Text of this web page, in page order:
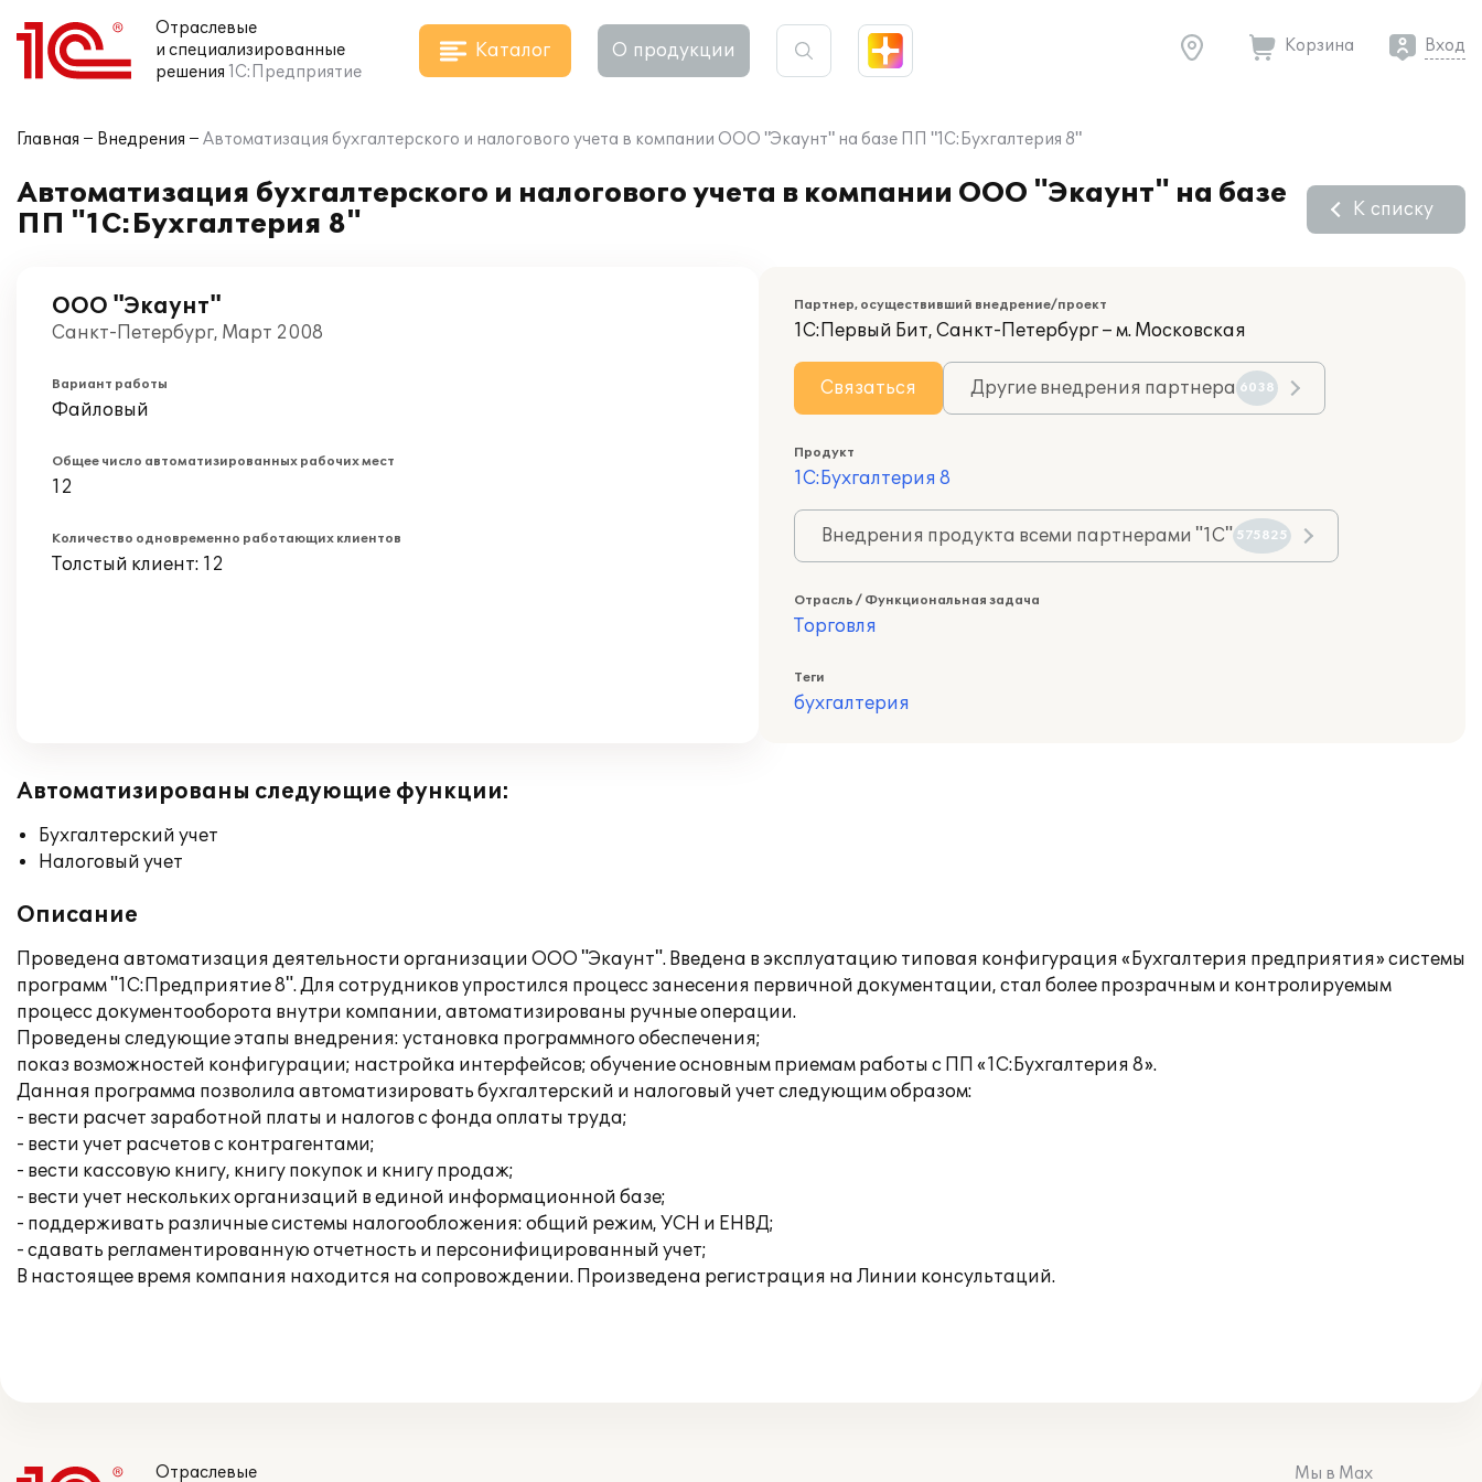
Отраслевые
и специализированные
решения 1С:Предприятие
Каталог О продукции Корзина Вход
Главная Внедрения Автоматизация бухгалтерского и налогового учета в компании ООО "Экаунт" на базе ПП "1С:Бухгалтерия 8"
Автоматизация бухгалтерского и налогового учета в компании ООО "Экаунт" на базе
ПП "1С:Бухгалтерия 8"
К списку
ООО "Экаунт"
Санкт-Петербург, Март 2008
Вариант работы
Файловый
Общее число автоматизированных рабочих мест
12
Количество одновременно работающих клиентов
Толстый клиент: 12
Партнер, осуществивший внедрение/проект
1С:Первый Бит, Санкт-Петербург – м. Московская
Связаться Другие внедрения партнера 6038
Продукт
1С:Бухгалтерия 8
Внедрения продукта всеми партнерами "1С" 575825
Отрасль / Функциональная задача
Торговля
Теги
бухгалтерия
Автоматизированы следующие функции:
Бухгалтерский учет
Налоговый учет
Описание
Проведена автоматизация деятельности организации ООО "Экаунт". Введена в эксплуатацию типовая конфигурация «Бухгалтерия предприятия» системы
программ "1С:Предприятие 8". Для сотрудников упростился процесс занесения первичной документации, стал более прозрачным и контролируемым
процесс документооборота внутри компании, автоматизированы ручные операции.
Проведены следующие этапы внедрения: установка программного обеспечения;
показ возможностей конфигурации; настройка интерфейсов; обучение основным приемам работы с ПП «1С:Бухгалтерия 8».
Данная программа позволила автоматизировать бухгалтерский и налоговый учет следующим образом:
- вести расчет заработной платы и налогов с фонда оплаты труда;
- вести учет расчетов с контрагентами;
- вести кассовую книгу, книгу покупок и книгу продаж;
- вести учет нескольких организаций в единой информационной базе;
- поддерживать различные системы налогообложения: общий режим, УСН и ЕНВД;
- сдавать регламентированную отчетность и персонифицированный учет;
В настоящее время компания находится на сопровождении. Произведена регистрация на Линии консультаций.
Отраслевые Мы в Max